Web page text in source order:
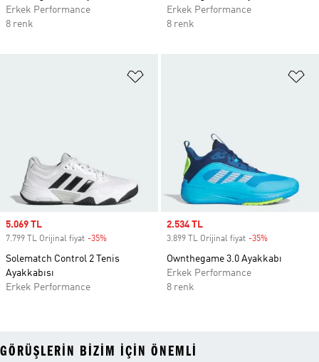
Erkek Performance
8 renk
Erkek Performance
8 renk
Sale price
5.069 TL
7.799 TL Orijinal fiyat -35%
Solematch Control 2 Tenis
Ayakkabısı
Erkek Performance
Sale price
2.534 TL
3.899 TL Orijinal fiyat -35%
Ownthegame 3.0 Ayakkabı
Erkek Performance
8 renk
GÖRÜŞLERIN BIZIM IÇIN ÖNEMLI